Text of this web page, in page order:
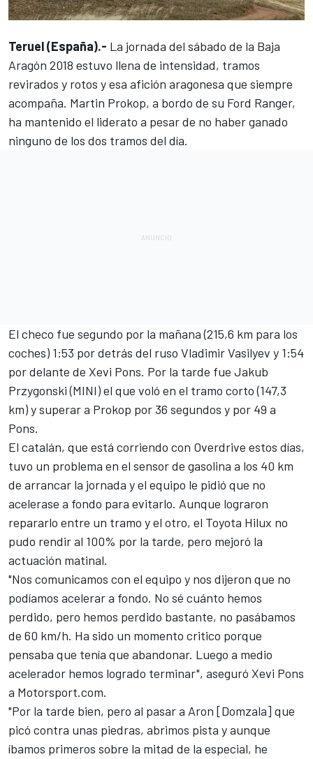
Teruel (España).- La jornada del sábado de la Baja
Aragón 2018 estuvo llena de intensidad, tramos
revirados y rotos y esa afición aragonesa que siempre
acompaña. Martin Prokop, a bordo de su Ford Ranger,
ha mantenido el liderato a pesar de no haber ganado
ninguno de los dos tramos del día.
El checo fue segundo por la mañana (215,6 km para los
coches) 1:53 por detrás del ruso Vladimir Vasilyev y 1:54
por delante de Xevi Pons. Por la tarde fue Jakub
Przygonski (MINI) el que voló en el tramo corto (147,3
km) y superar a Prokop por 36 segundos y por 49 a
Pons.
El catalán, que está corriendo con Overdrive estos días,
tuvo un problema en el sensor de gasolina a los 40 km
de arrancar la jornada y el equipo le pidió que no
acelerase a fondo para evitarlo. Aunque lograron
repararlo entre un tramo y el otro, el Toyota Hilux no
pudo rendir al 100% por la tarde, pero mejoró la
actuación matinal.
"Nos comunicamos con el equipo y nos dijeron que no
podíamos acelerar a fondo. No sé cuánto hemos
perdido, pero hemos perdido bastante, no pasábamos
de 60 km/h. Ha sido un momento critico porque
pensaba que tenía que abandonar. Luego a medio
acelerador hemos logrado terminar", aseguró Xevi Pons
a Motorsport.com.
"Por la tarde bien, pero al pasar a Aron [Domzala] que
picó contra unas piedras, abrimos pista y aunque
íbamos primeros sobre la mitad de la especial, he